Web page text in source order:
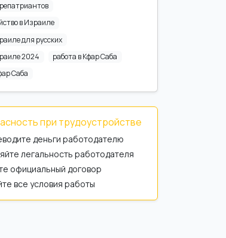
в Израиле
для русских
2024
работа в Кфар Саба
Саба
при трудоустройстве
деньги работодателю
легальность работодателя
официальный договор
все условия работы